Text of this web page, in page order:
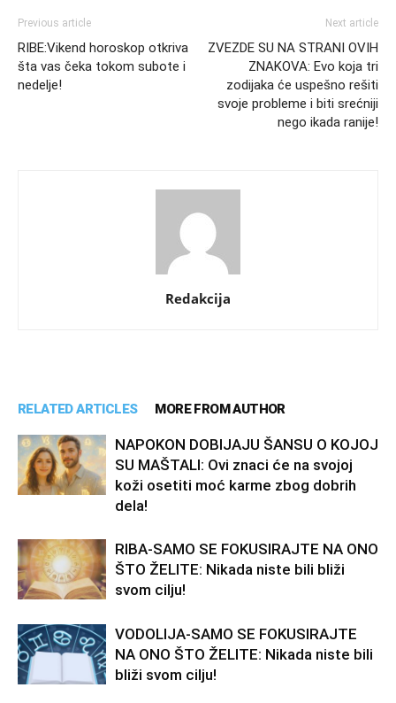
Previous article
RIBE:Vikend horoskop otkriva
šta vas čeka tokom subote i
nedelje!
Next article
ZVEZDE SU NA STRANI OVIH
ZNAKOVA: Evo koja tri
zodijaka će uspešno rešiti
svoje probleme i biti srećniji
nego ikada ranije!
Redakcija
RELATED ARTICLES MORE FROM AUTHOR
NAPOKON DOBIJAJU ŠANSU O KOJOJ
SU MAŠTALI: Ovi znaci će na svojoj
koži osetiti moć karme zbog dobrih
dela!
RIBA-SAMO SE FOKUSIRAJTE NA ONO
ŠTO ŽELITE: Nikada niste bili bliži
svom cilju!
VODOLIJA-SAMO SE FOKUSIRAJTE
NA ONO ŠTO ŽELITE: Nikada niste bili
bliži svom cilju!